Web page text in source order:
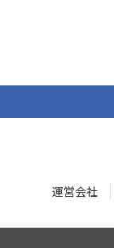
運営会社